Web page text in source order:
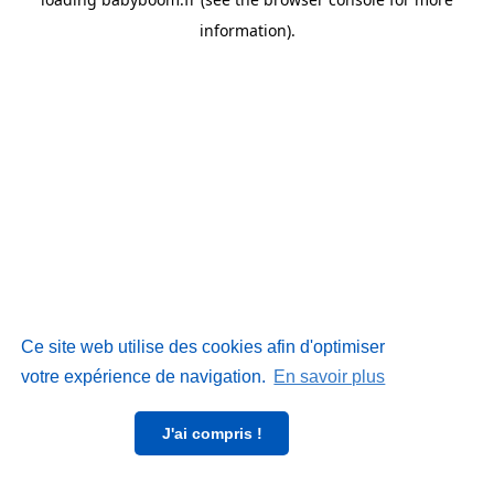
Ce site web utilise des cookies afin d'optimiser
votre expérience de navigation. En savoir plus
J'ai compris !
information).